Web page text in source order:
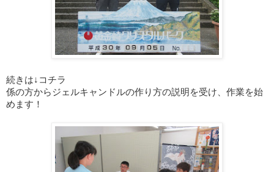
続きは↓コチラ
係の方からジェルキャンドルの作り方の説明を受け、作業を始
めます！